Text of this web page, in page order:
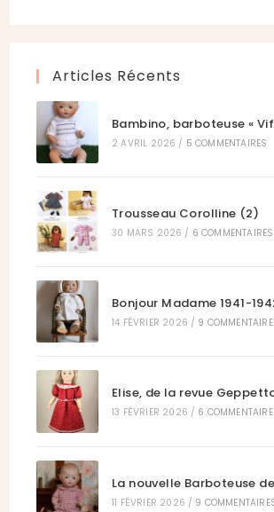
onglet
Articles Récents
Bambino, barboteuse «
2 AVRIL 2026 / 5 COMMENTAIRES
Trousseau Corolline (2)
30 MARS 2026 / 6 COMMENTAIRES
Bonjour Madame 1941-
14 FÉVRIER 2026 / 9
Elise, de la revue
13 FÉVRIER 2026 / 6
La nouvelle Barboteuse
11 FÉVRIER 2026 / 9